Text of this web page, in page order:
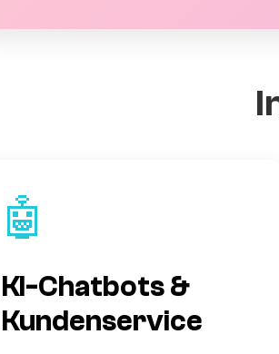
🤖
KI-Chatbots &
Kundenservice